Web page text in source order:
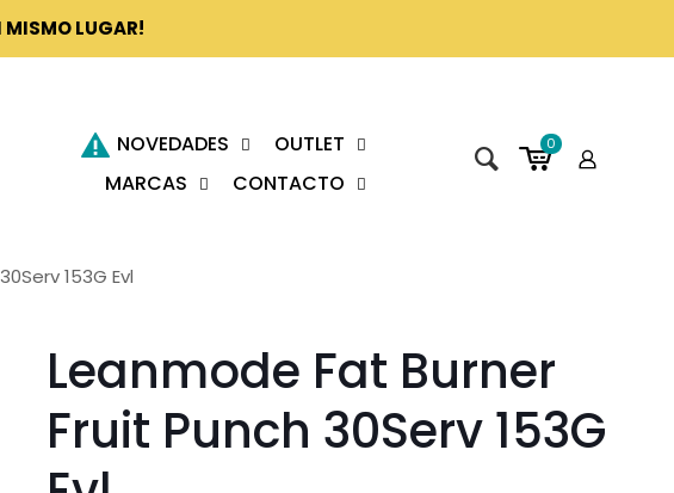
MISMO LUGAR!
NOVEDADES
OUTLET
MARCAS
CONTACTO
0
153G Evl
Leanmode Fat Burner
Fruit Punch 30Serv 153G